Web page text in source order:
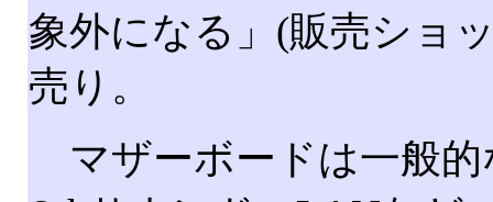
象外になる」(販売ショ
売り。
マザーボードは一般的